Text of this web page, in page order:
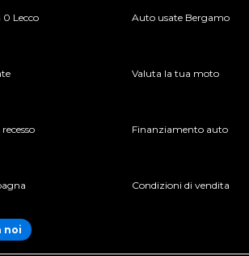
Lecco Auto usate Bergamo
Valuta la tua moto
Finanziamento auto
Condizioni di vendita
noi